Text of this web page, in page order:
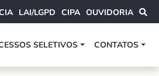
LAI/LGPD CIPA OUVIDORIA
SELETIVOS CONTATOS